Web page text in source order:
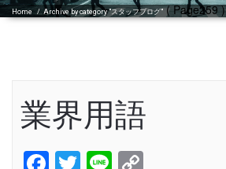
Home /Archive by category "スタッフブログ"( Page259 )
業界用語